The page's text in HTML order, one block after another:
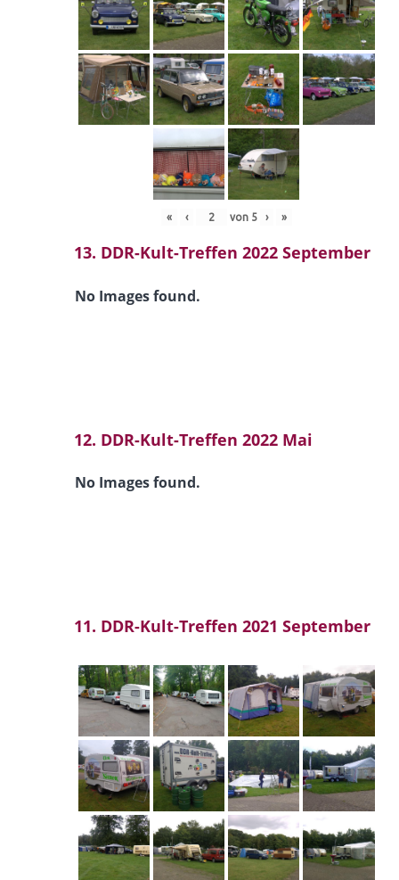
« ‹ von 5 › »
13. DDR-Kult-Treffen 2022 September
No Images found.
12. DDR-Kult-Treffen 2022 Mai
No Images found.
11. DDR-Kult-Treffen 2021 September